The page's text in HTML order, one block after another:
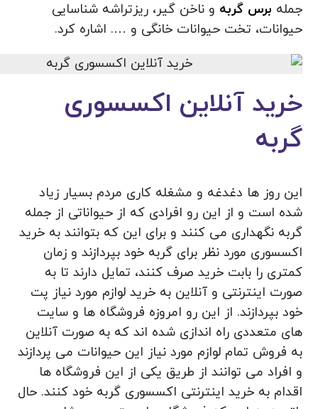
جمله برس گربه و ناخن گیر، ریزتراشه شناسایی
حیوانات، تخت حیوانات خانگی و …. اشاره کرد.
خرید آنلاین اکسسوری
گربه
این روز ها دغدغه و مشغله کاری مردم بسیار زیاد
شده است و از این رو افرادی که از حیواناتی از جمله
گربه نگهداری می کنند و برای این که بتوانند به خرید
اکسسوری مورد نظر برای گربه خود بپردازند و زمان
کمتری را بابت خرید صرف کنند، تمایل دارند تا به
صورت اینترنتی و آنلاین به خرید لوازم مورد نیاز پت
خود بپردازند. از این رو امروزه فروشگاه ها و سایت
های متعددی راه اندازی شده اند که به صورت آنلاین
به فروش تمام لوازم مورد نیاز این حیوانات می پردازند
و افراد می‌ توانند از طریق یکی از این فروشگاه ها
اقدام به خرید اینترنتی اکسسوری گربه خود کنند. حال